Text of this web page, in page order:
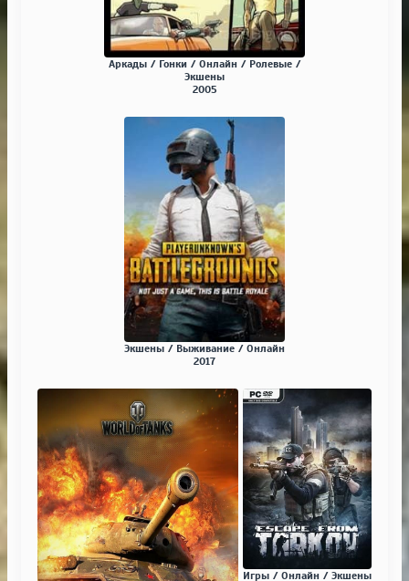
Аркады / Гонки / Онлайн / Ролевые /
Экшены
2005
Экшены / Выживание / Онлайн
2017
Игры / Онлайн / Экшены